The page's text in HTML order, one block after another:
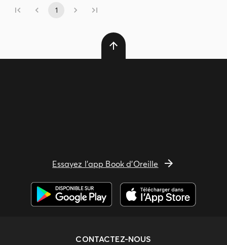
1
Essayez l'app Book d'Oreille
CONTACTEZ-NOUS